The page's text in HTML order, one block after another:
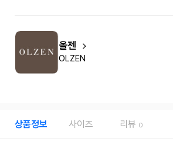
올젠
OLZEN
상품정보 사이즈 리뷰 0